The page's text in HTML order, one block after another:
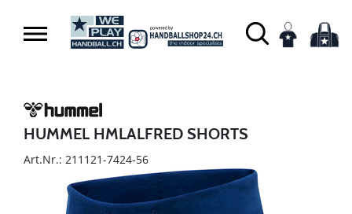
HUMMEL HMLALFRED SHORTS
Art.Nr.: 211121-7424-56